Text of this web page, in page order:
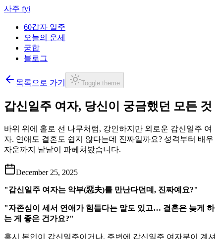
사주 fyi
60갑자 일주
오늘의 운세
궁합
블로그
목록으로 가기 Toggle theme
갑신일주 여자, 당신이 궁금했던 모든 것
바위 위에 홀로 선 나무처럼, 강인하지만 외로운 갑신일주 여
자. 연애도 결혼도 쉽지 않다는데 진짜일까요? 성격부터 배우
자운까지 낱낱이 파헤쳐봤습니다.
December 25, 2025
"갑신일주 여자는 악부(惡夫)를 만난다던데, 진짜예요?"
"자존심이 세서 연애가 힘들다는 말도 있고… 결혼은 늦게 하
는 게 좋은 건가요?"
혹시 본인이 갑신일주이거나, 주변에 갑신일주 여자분이 계셔